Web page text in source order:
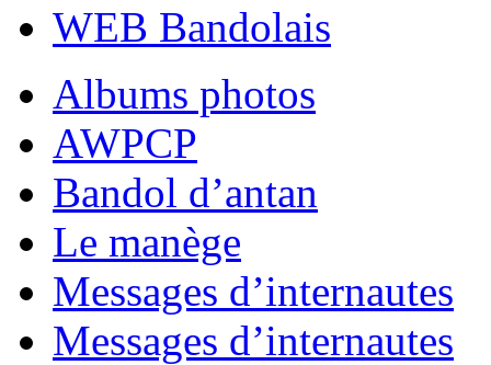
WEB Bandolais
Albums photos
AWPCP
Bandol d’antan
Le manège
Messages d’internautes
Messages d’internautes